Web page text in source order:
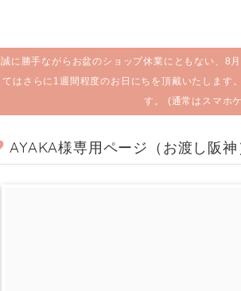
誠に勝手ながらお盆のショップ休業にともない、8
てはさらに1週間程度のお日にちを頂戴いたします
す。 (通常はスマホ
AYAKA様専用ページ（お渡し阪神